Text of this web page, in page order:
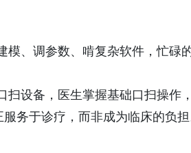
模、调参数、啃复杂软件，忙碌
扫设备，医生掌握基础口扫操作
务于诊疗，而非成为临床的负